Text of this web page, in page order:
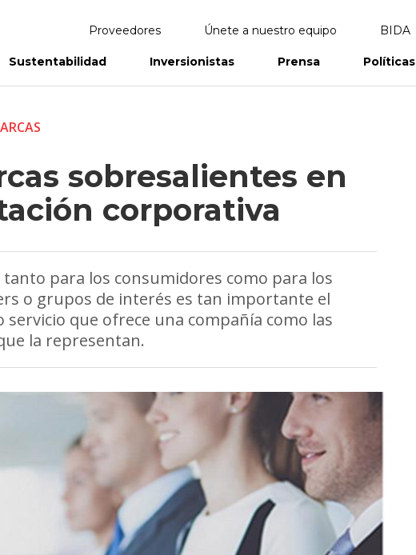
Proveedores Únete a nuestro equipo BIDA
Sustentabilidad Inversionistas Prensa Políticas
sobresalientes en
corporativa
tanto para los consumidores como para los
o grupos de interés es tan importante el
servicio que ofrece una compañía como las
la representan.